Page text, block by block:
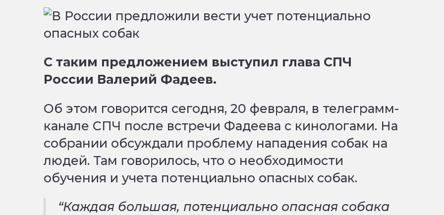
С таким предложением выступил глава СПЧ
России Валерий Фадеев.
Об этом говорится сегодня, 20 февраля, в телеграмм-
канале СПЧ после встречи Фадеева с кинологами. На
собрании обсуждали проблему нападения собак на
людей. Там говорилось, что о необходимости
обучения и учета потенциально опасных собак.
“Каждая большая, потенциально опасная собака